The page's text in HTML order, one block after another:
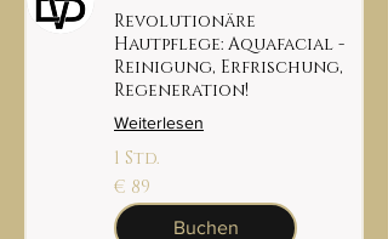
Revolutionäre
Hautpflege: Aquafacial -
Reinigung, Erfrischung,
Regeneration!
Weiterlesen
1 Std.
89
euro
€ 89
Buchen